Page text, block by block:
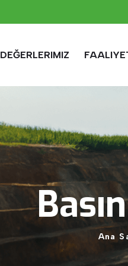
DEĞERLERIMIZ
Basın
Ana